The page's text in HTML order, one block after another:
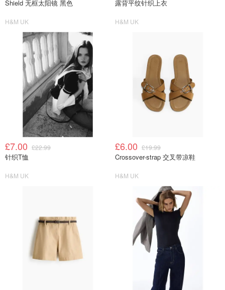
Shield 无框太阳镜 黑色
H&M UK
露背平纹针织上衣
H&M UK
£7.00 £22.99
针织T恤
H&M UK
£6.00 £19.99
Crossover-strap 交叉带凉鞋
H&M UK